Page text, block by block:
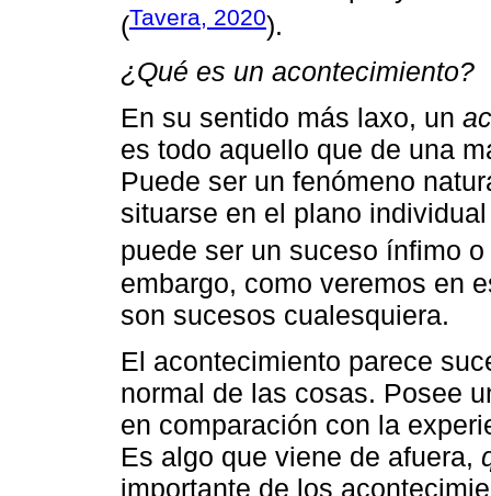
(Tavera, 2020).
¿Qué es un acontecimiento?
En su sentido más laxo, un
es todo aquello que de una
Puede ser un fenómeno
situarse en el plano
puede ser un suceso ínfimo
embargo, como veremos en
son sucesos cualesquiera.
El acontecimiento parece
normal de las cosas. Posee
en comparación con la
Es algo que viene de afuera,
importante de los